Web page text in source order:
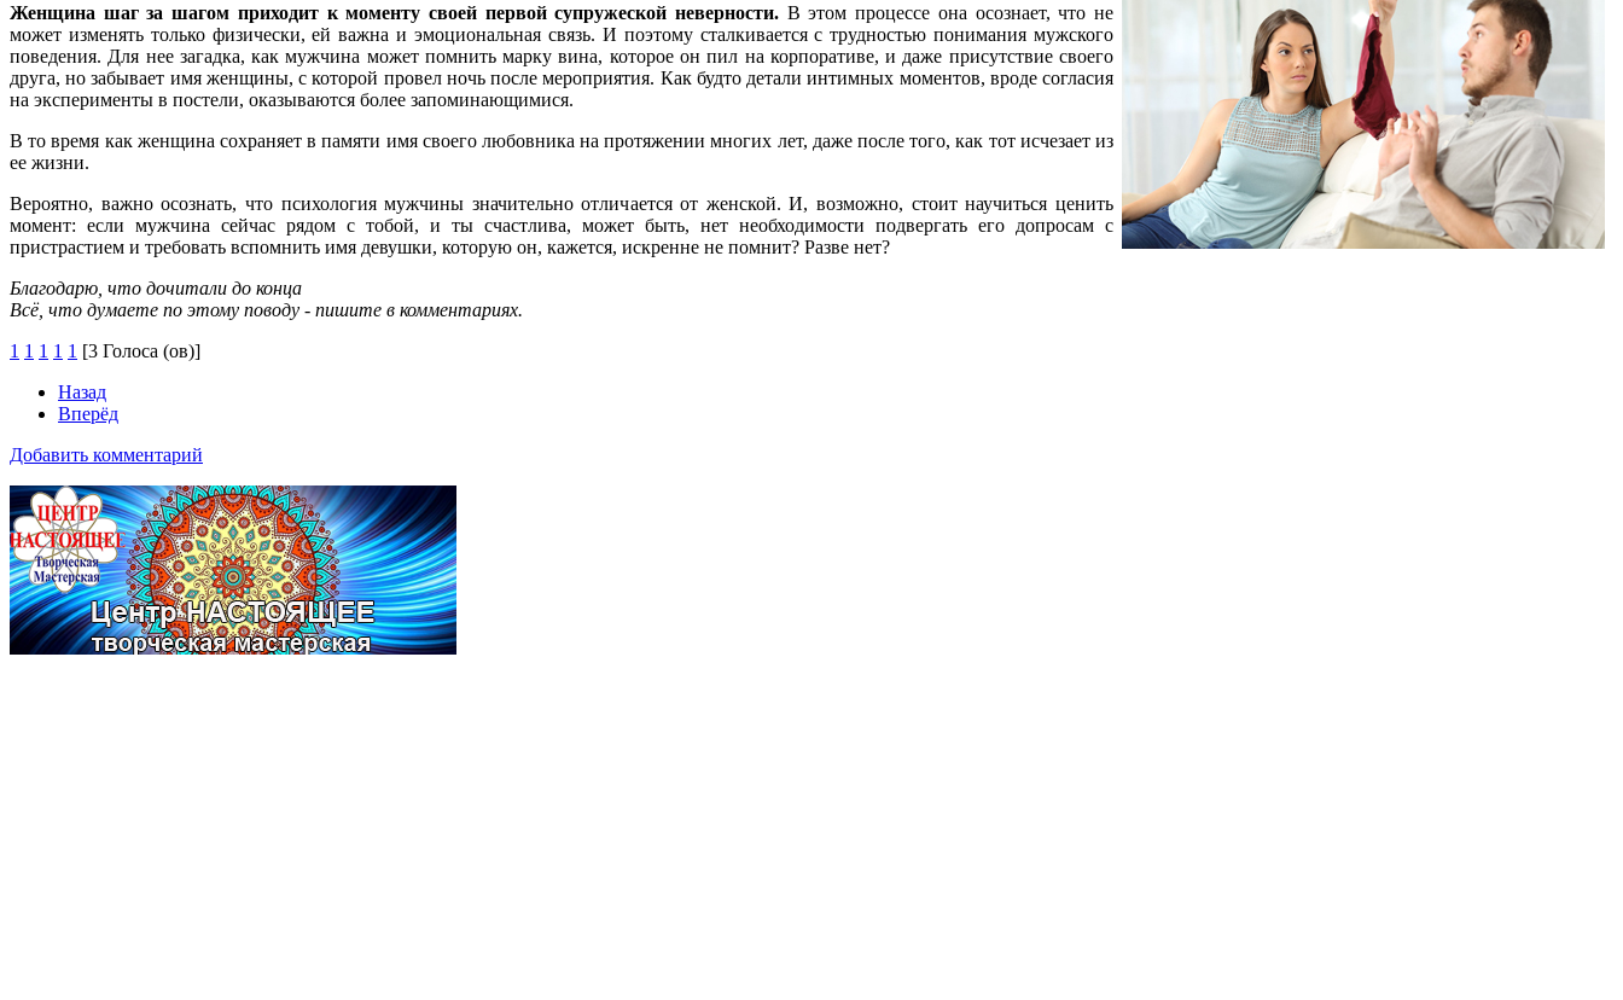
Женщина шаг за шагом приходит к моменту своей первой супружеской неверности. В этом процессе она осознает, что не
может изменять только физически, ей важна и эмоциональная связь. И поэтому сталкивается с трудностью понимания мужского
поведения. Для нее загадка, как мужчина может помнить марку вина, которое он пил на корпоративе, и даже присутствие своего
друга, но забывает имя женщины, с которой провел ночь после мероприятия. Как будто детали интимных моментов, вроде согласия
на эксперименты в постели, оказываются более запоминающимися.
В то время как женщина сохраняет в памяти имя своего любовника на протяжении многих лет, даже после того, как тот исчезает из
ее жизни.
Вероятно, важно осознать, что психология мужчины значительно отличается от женской. И, возможно, стоит научиться ценить
момент: если мужчина сейчас рядом с тобой, и ты счастлива, может быть, нет необходимости подвергать его допросам с
пристрастием и требовать вспомнить имя девушки, которую он, кажется, искренне не помнит? Разве нет?
Благодарю, что дочитали до конца
Всё, что думаете по этому поводу - пишите в комментариях.
1 1 1 1 1 [3 Голоса (ов)]
Назад
Вперёд
Добавить комментарий